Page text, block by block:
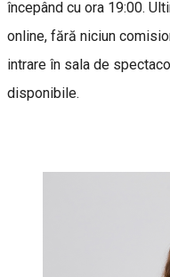
începând cu ora 19:00.
online, fără niciun
intrare în sala de
disponibile.